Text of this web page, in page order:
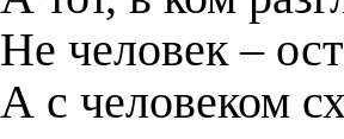
Не человек –
А с человеком